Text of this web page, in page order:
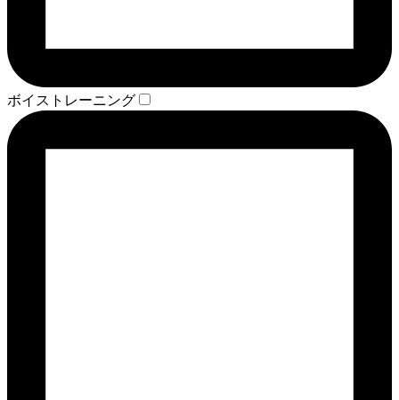
ボイストレーニング